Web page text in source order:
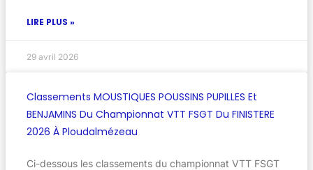
LIRE PLUS »
29 avril 2026
Classements MOUSTIQUES POUSSINS PUPILLES Et
BENJAMINS Du Championnat VTT FSGT Du FINISTERE
2026 À Ploudalmézeau
Ci-dessous les classements du championnat VTT FSGT